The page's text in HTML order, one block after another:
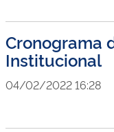
Cronograma
Institucional
04/02/2022 16:28